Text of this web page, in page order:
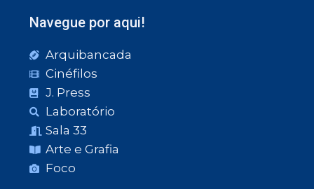
Navegue por aqui!
Arquibancada
Cinéfilos
J. Press
Laboratório
Sala 33
Arte e Grafia
Foco